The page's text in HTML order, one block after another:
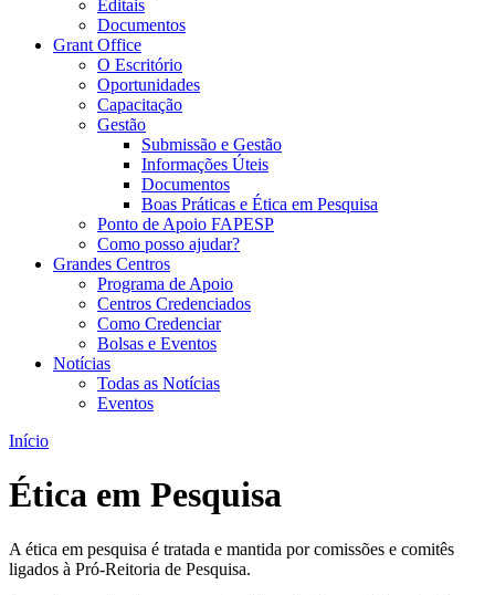
Editais
Documentos
Grant Office
O Escritório
Oportunidades
Capacitação
Gestão
Submissão e Gestão
Informações Úteis
Documentos
Boas Práticas e Ética em Pesquisa
Ponto de Apoio FAPESP
Como posso ajudar?
Grandes Centros
Programa de Apoio
Centros Credenciados
Como Credenciar
Bolsas e Eventos
Notícias
Todas as Notícias
Eventos
Início
Ética em Pesquisa
A ética em pesquisa é tratada e mantida por comissões e comitês
ligados à Pró-Reitoria de Pesquisa.